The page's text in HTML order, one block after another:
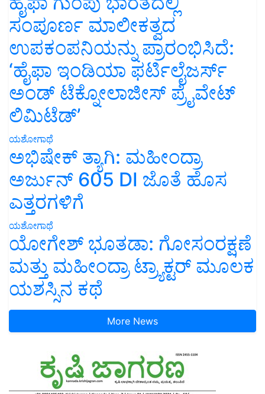
ಸಂಪೂರ್ಣ ಮಾಲೀಕತ್ವದ
ಉಪಕಂಪನಿಯನ್ನು ಪ್ರಾರಂಭಿಸಿದೆ:
‘ಹೈಫಾ ಇಂಡಿಯಾ ಫರ್ಟಿಲೈಜರ್ಸ್
ಅಂಡ್ ಟೆಕ್ನೋಲಾಜೀಸ್ ಪ್ರೈವೇಟ್
ಲಿಮಿಟೆಡ್’
ಯಶೋಗಾಥೆ
ಅಭಿಷೇಕ್ ತ್ಯಾಗಿ: ಮಹೀಂದ್ರಾ
ಅರ್ಜುನ್ 605 DI ಜೊತೆ ಹೊಸ
ಎತ್ತರಗಳಿಗೆ
ಯಶೋಗಾಥೆ
ಯೋಗೇಶ್ ಭೂತಡಾ: ಗೋಸಂರಕ್ಷಣೆ
ಮತ್ತು ಮಹೀಂದ್ರಾ ಟ್ರ್ಯಾಕ್ಟರ್ ಮೂಲಕ
ಯಶಸ್ಸಿನ ಕಥೆ
More News